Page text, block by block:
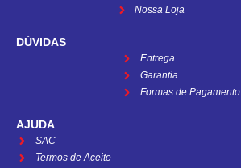
Nossa Loja
DÚVIDAS
Entrega
Garantia
Formas de Pagamento
AJUDA
SAC
Termos de Aceite